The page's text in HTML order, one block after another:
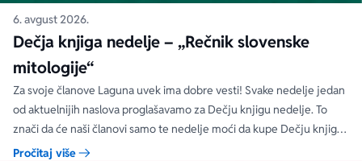
6. avgust 2026.
Dečja knjiga nedelje – „Rečnik slovenske
mitologije“
Za svoje članove Laguna uvek ima dobre vesti! Svake nedelje jedan
od aktuelnijih naslova proglašavamo za Dečju knjigu nedelje. To
znači da će naši članovi samo te nedelje moći da kupe Dečju knjigu
nedelje sa specijalnim DODATNIM popustom od 30%.
Pročitaj više